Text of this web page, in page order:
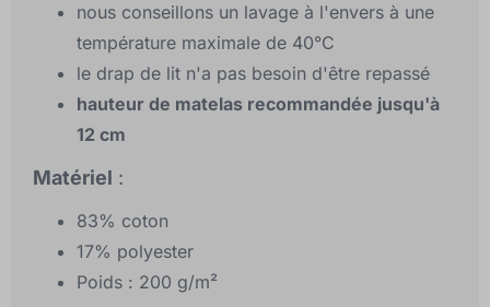
nous conseillons un lavage à l'envers à une
température maximale de 40°C
le drap de lit n'a pas besoin d'être repassé
hauteur de matelas recommandée jusqu'à
12 cm
Matériel :
83% coton
17% polyester
Poids : 200 g/m²